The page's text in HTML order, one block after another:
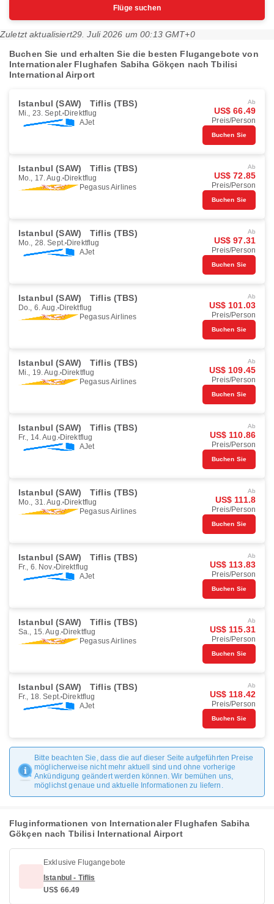
Flüge suchen
Zuletzt aktualisiert29. Juli 2026 um 00:13 GMT+0
Buchen Sie und erhalten Sie die besten Flugangebote von
Internationaler Flughafen Sabiha Gökçen nach Tbilisi
International Airport
Istanbul (SAW) Tiflis (TBS)
Mi., 23. Sept. Direktflug
AJet
Ab
US$ 66.49
Preis/Person
Buchen Sie
Istanbul (SAW) Tiflis (TBS)
Mo., 17. Aug. Direktflug
Pegasus Airlines
Ab
US$ 72.85
Preis/Person
Buchen Sie
Istanbul (SAW) Tiflis (TBS)
Mo., 28. Sept. Direktflug
AJet
Ab
US$ 97.31
Preis/Person
Buchen Sie
Istanbul (SAW) Tiflis (TBS)
Do., 6. Aug. Direktflug
Pegasus Airlines
Ab
US$ 101.03
Preis/Person
Buchen Sie
Istanbul (SAW) Tiflis (TBS)
Mi., 19. Aug. Direktflug
Pegasus Airlines
Ab
US$ 109.45
Preis/Person
Buchen Sie
Istanbul (SAW) Tiflis (TBS)
Fr., 14. Aug. Direktflug
AJet
Ab
US$ 110.86
Preis/Person
Buchen Sie
Istanbul (SAW) Tiflis (TBS)
Mo., 31. Aug. Direktflug
Pegasus Airlines
Ab
US$ 111.8
Preis/Person
Buchen Sie
Istanbul (SAW) Tiflis (TBS)
Fr., 6. Nov. Direktflug
AJet
Ab
US$ 113.83
Preis/Person
Buchen Sie
Istanbul (SAW) Tiflis (TBS)
Sa., 15. Aug. Direktflug
Pegasus Airlines
Ab
US$ 115.31
Preis/Person
Buchen Sie
Istanbul (SAW) Tiflis (TBS)
Fr., 18. Sept. Direktflug
AJet
Ab
US$ 118.42
Preis/Person
Buchen Sie
Bitte beachten Sie, dass die auf dieser Seite aufgeführten Preise
möglicherweise nicht mehr aktuell sind und ohne vorherige
Ankündigung geändert werden können. Wir bemühen uns,
möglichst genaue und aktuelle Informationen zu liefern.
Fluginformationen von Internationaler Flughafen Sabiha
Gökçen nach Tbilisi International Airport
Exklusive Flugangebote
Istanbul - Tiflis
US$ 66.49